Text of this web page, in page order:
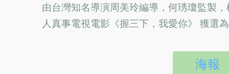
由台灣知名導演周美玲編導，何琇瓊監製
人真事電視電影《握三下，我愛你》 獲選
海報